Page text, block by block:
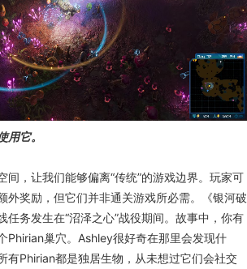
它。
间，让我们能够偏离“传统”的游戏边界。玩家可
外奖励，但它们并非通关游戏所必需。《银河破
任务发生在“沼泽之心”战役期间。故事中，你有
Phirian巢穴。Ashley很好奇在那里会发现什
有Phirian都是独居生物，从未想过它们会社交